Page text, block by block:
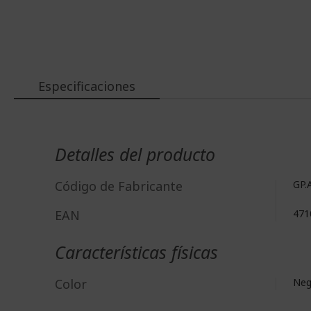
Consigue un ahorro extra con el código
Especificaciones
Detalles del producto
Código de Fabricante
EAN
Características físicas
Color